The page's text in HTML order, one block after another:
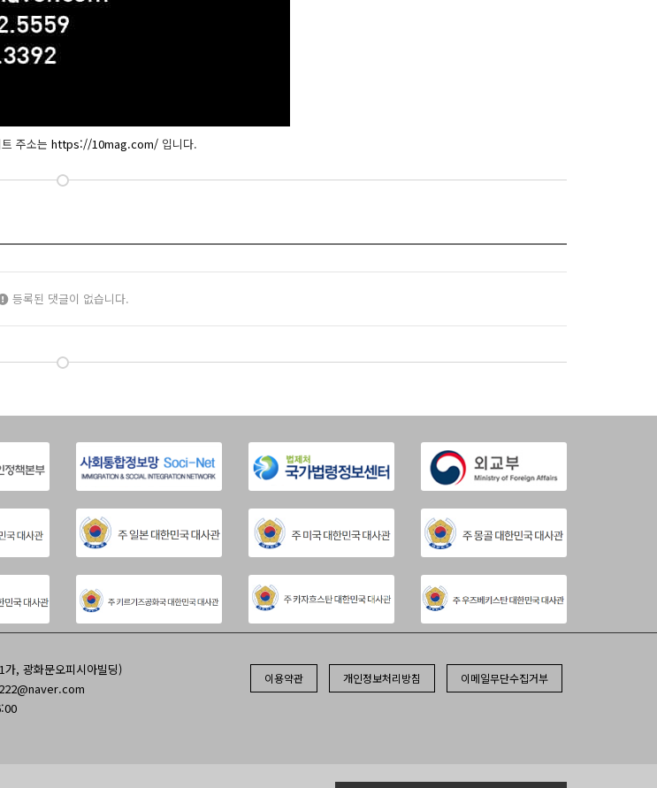
주소는 https://10mag.com/ 입니다.
등록된 댓글이 없습니다.
, 광화문오피시아빌딩)
이용약관 개인정보처리방침 이메일무단수집거부